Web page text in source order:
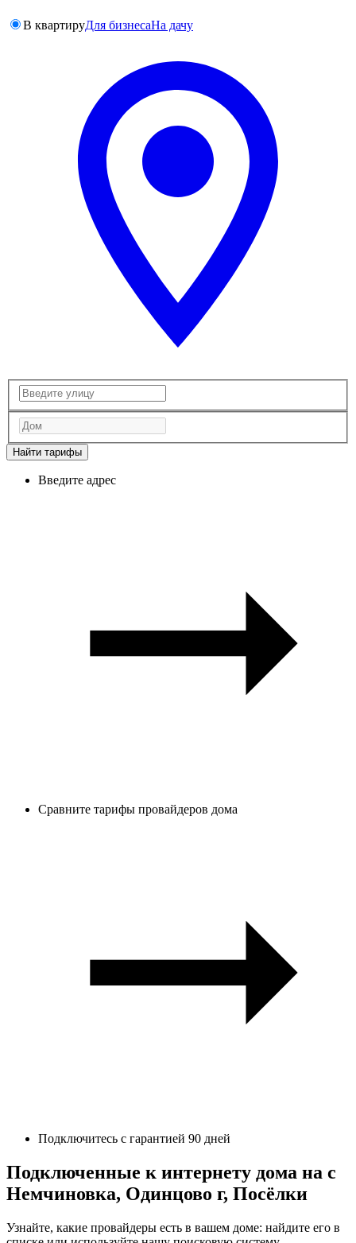
В квартируДля бизнесаНа дачу
Найти тарифы
Введите адрес
Сравните тарифы провайдеров дома
Подключитесь с гарантией 90 дней
Подключенные к интернету дома на с
Немчиновка, Одинцово г, Посёлки
Узнайте, какие провайдеры есть в вашем доме: найдите его в